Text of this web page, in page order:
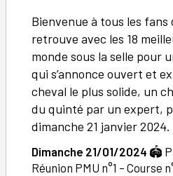
Bienvenue à tous les fans
retrouve avec les 18
monde sous la selle pour
qui s’annonce ouvert et
cheval le plus solide, un
du quinté par un expert,
dimanche 21 janvier 2024.
Dimanche 21/01/2024 🏟️
Réunion PMU n°1 – Course